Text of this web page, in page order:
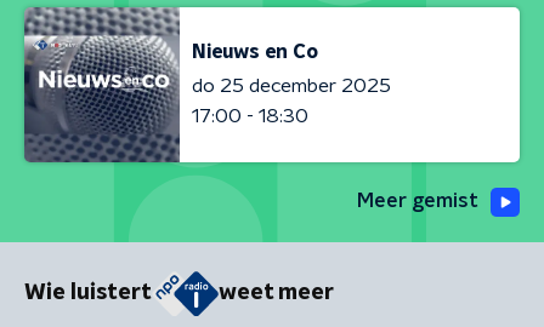
Nieuws en Co
do 25 december 2025
17:00 - 18:30
Meer gemist
Wie luistert weet meer